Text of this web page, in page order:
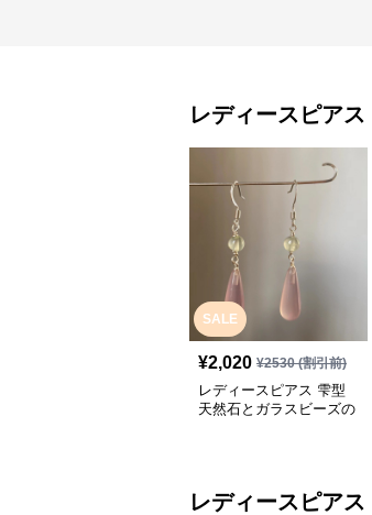
レディースピアス
SALE
¥2,020 ¥2530(割引前)
レディースピアス 雫型
天然石とガラスビーズの
レディースピアス